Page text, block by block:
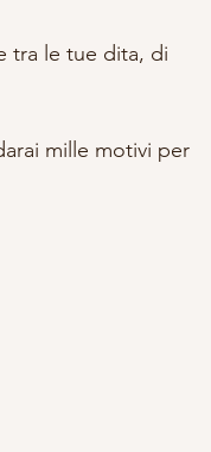
tra le tue dita, di
mille motivi per